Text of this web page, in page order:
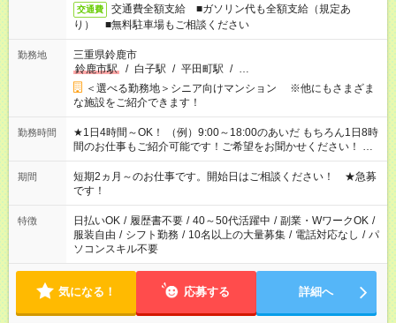
交通費
交通費全額支給 ■ガソリン代も全額支給（規定あ
り） ■無料駐車場もご相談ください
勤務地
三重県鈴鹿市
鈴鹿市駅
/ 白子駅 / 平田町駅 / …
＜選べる勤務地＞シニア向けマンション ※他にもさまざま
な施設をご紹介できます！
勤務時間
★1日4時間～OK！ （例）9:00～18:00のあいだ もちろん1日8時
間のお仕事もご紹介可能です！ご希望をお聞かせください！ ★
家庭の都合でお休みが必要な場合も遠慮なくご相談ください。
※週最低15時間以上の勤務が必要です
期間
短期2ヵ月～のお仕事です。開始日はご相談ください！ ★急募
です！
特徴 日払いOK / 履歴書不要 / 40～50代活躍中 / 副業・WワークOK /
服装自由 / シフト勤務 / 10名以上の大量募集 / 電話対応なし / パ
ソコンスキル不要
気になる！ 応募する 詳細へ